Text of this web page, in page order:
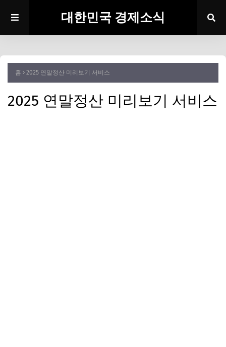
대한민국 경제소식
홈 2025 연말정산 미리보기 서비스
2025 연말정산 미리보기 서비스